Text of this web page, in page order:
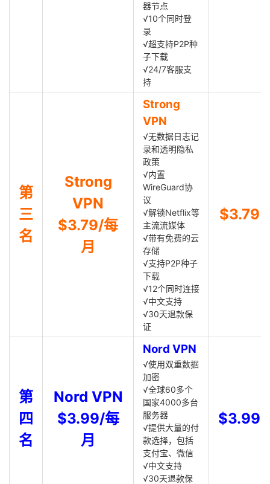
器节点
√10个同时登
录
√超支持P2P种
子下载
√24/7客服支
持
第
三
名
Strong
VPN
$3.79/每
月
Strong
VPN
√无数据日志记
录和透明隐私
政策
√内置
WireGuard协
议
√解锁Netflix等
主流流媒体
√带有免费的云
存储
√支持P2P种子
下载
√12个同时连接
√中文支持
√30天退款保
证
$3.79
第
四
名
Nord VPN
$3.99/每
月
Nord VPN
√使用双重数据
加密
√全球60多个
国家4000多台
服务器
√提供大量的付
款选择，包括
支付宝、微信
√中文支持
√30天退款保
$3.99